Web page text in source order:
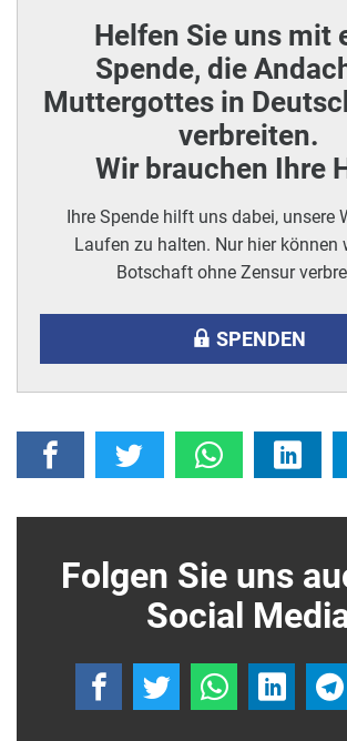
Helfen Sie uns mit
Spende, die
Muttergottes in
verbreiten.
Wir brauchen Ihre
Ihre Spende hilft uns dabei, unsere
Laufen zu halten. Nur hier können
Botschaft ohne Zensur
SPENDEN
Folgen Sie uns
Social